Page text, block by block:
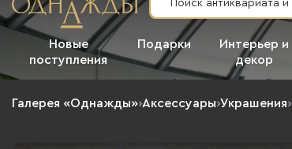
Новые
поступления
Подарки
Интерьер и
декор
Галерея «Однажды»›Аксессуары›Украшения›